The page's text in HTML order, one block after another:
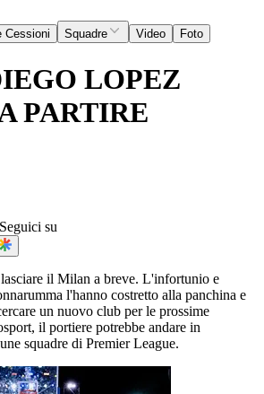
Cessioni Squadre Video Foto
LOPEZ
PARTIRE
Seguici su
il Milan a breve. L'infortunio e
l'hanno costretto alla panchina e
un nuovo club per le prossime
il portiere potrebbe andare in
squadre di Premier League.